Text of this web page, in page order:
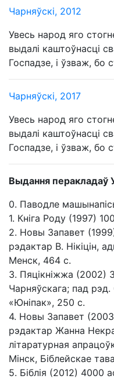
Чарняўскі, 2012
Увесь народ яго
выдалі каштоўнасці
Госпадзе, і ўзваж, бо
Чарняўскі, 2017
Увесь народ яго
выдалі каштоўнасці
Госпадзе, і ўзваж, бо
Выдання перакладаў
0. Паводле
1. Кнiга Роду (1997)
2. Новы Запавет
рэдактар В. Нікіцін,
Менск, 464 с.
3. Пяцікніжжа (2002)
Чарняўскага; пад
«Юніпак», 250 с.
4. Новы Запавет
рэдактар Жанна
літаратурная
Мінск, Біблейскае
5. Біблія (2012) 4000